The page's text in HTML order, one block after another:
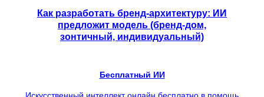
Как разработать бренд-архитектуру: ИИ
предложит модель (бренд-дом,
зонтичный, индивидуальный)
Бесплатный ИИ